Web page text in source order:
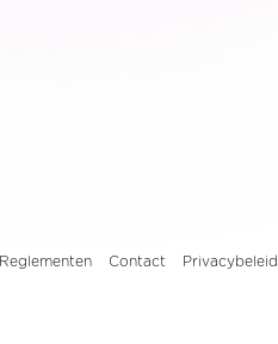
Reglementen Contact Privacybeleid